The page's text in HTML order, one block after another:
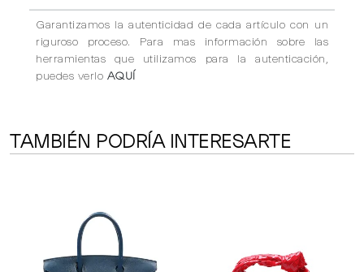
Garantizamos la autenticidad de cada artículo con un
riguroso proceso. Para mas información sobre las
herramientas que utilizamos para la autenticación,
puedes verlo AQUÍ
TAMBIÉN PODRÍA INTERESARTE